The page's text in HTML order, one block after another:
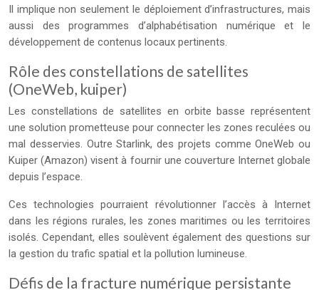
Il implique non seulement le déploiement d’infrastructures, mais
aussi des programmes d’alphabétisation numérique et le
développement de contenus locaux pertinents.
Rôle des constellations de satellites
(OneWeb, kuiper)
Les constellations de satellites en orbite basse représentent
une solution prometteuse pour connecter les zones reculées ou
mal desservies. Outre Starlink, des projets comme OneWeb ou
Kuiper (Amazon) visent à fournir une couverture Internet globale
depuis l’espace.
Ces technologies pourraient révolutionner l’accès à Internet
dans les régions rurales, les zones maritimes ou les territoires
isolés. Cependant, elles soulèvent également des questions sur
la gestion du trafic spatial et la pollution lumineuse.
Défis de la fracture numérique persistante